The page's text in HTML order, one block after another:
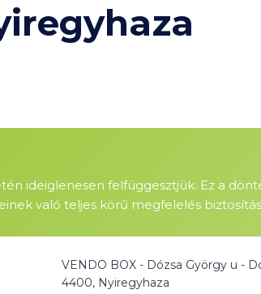
ideiglenesen felfüggesztjük. Ez a
való teljes körű megfelelés
VENDO BOX - Dózsa György u -
4400, Nyiregyhaza